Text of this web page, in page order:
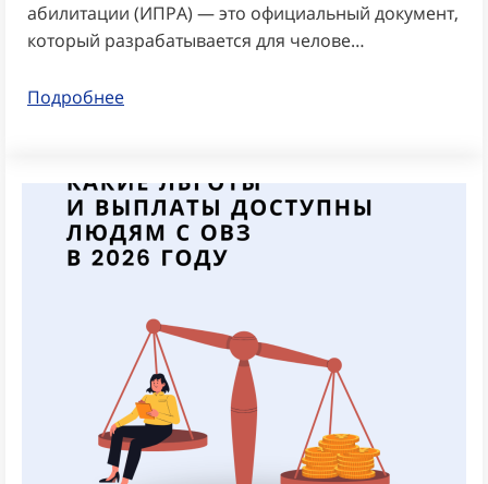
абилитации (ИПРА) — это официальный документ,
который разрабатывается для челове…
Подробнее